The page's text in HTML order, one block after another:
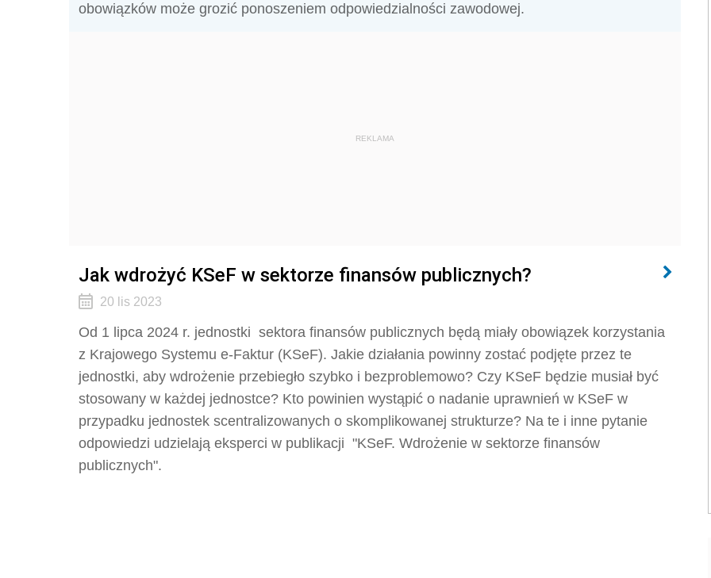
obowiązków może grozić ponoszeniem odpowiedzialności zawodowej.
REKLAMA
Jak wdrożyć KSeF w sektorze finansów publicznych?
20 lis 2023
Od 1 lipca 2024 r. jednostki sektora finansów publicznych będą miały obowiązek korzystania
z Krajowego Systemu e-Faktur (KSeF). Jakie działania powinny zostać podjęte przez te
jednostki, aby wdrożenie przebiegło szybko i bezproblemowo? Czy KSeF będzie musiał być
stosowany w każdej jednostce? Kto powinien wystąpić o nadanie uprawnień w KSeF w
przypadku jednostek scentralizowanych o skomplikowanej strukturze? Na te i inne pytanie
odpowiedzi udzielają eksperci w publikacji "KSeF. Wdrożenie w sektorze finansów
publicznych".